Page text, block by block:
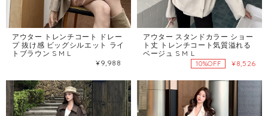
アウター トレンチコート ドレー
プ 抜け感 ビッグシルエット ライ
トブラウン S M L
¥9,988
アウター スタンドカラー ショー
ト丈 トレンチコート気質溢れる
ベージュ S M L
10%OFF ¥8,526